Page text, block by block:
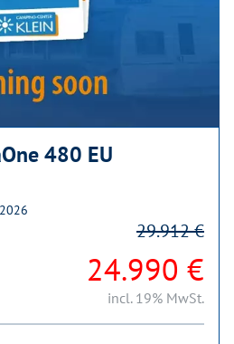
480 EU
24.990 €
29.912 €
incl. 19% MwSt.